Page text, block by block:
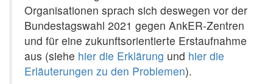
Organisationen sprach sich deswegen vor der
Bundestagswahl 2021 gegen AnkER-Zentren
und für eine zukunftsorientierte Erstaufnahme
aus (siehe hier die Erklärung und hier die
Erläuterungen zu den Problemen).